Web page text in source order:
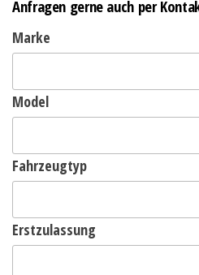
Anfragen gerne auch per
Marke
Model
Fahrzeugtyp
Erstzulassung